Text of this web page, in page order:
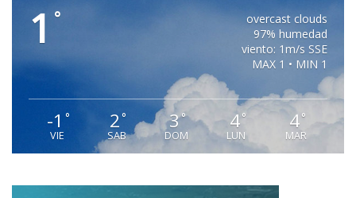
1 °
overcast clouds
97% humedad
viento: 1m/s SSE
MAX 1 • MIN 1
-1 °
VIE
2 °
SAB
3°
DOM
4°
LUN
4°
MAR